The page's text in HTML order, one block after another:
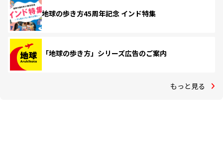
地球の歩き方45周年記念 インド特集
「地球の歩き方」シリーズ広告のご案内
もっと見る